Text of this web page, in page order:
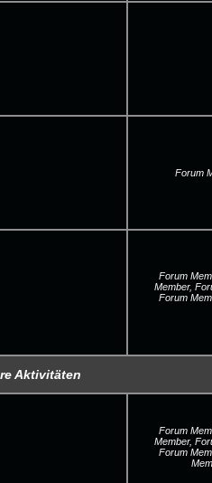
Forum
Forum
Member,
Forum
Aktivitäten
Forum
Member,
Forum